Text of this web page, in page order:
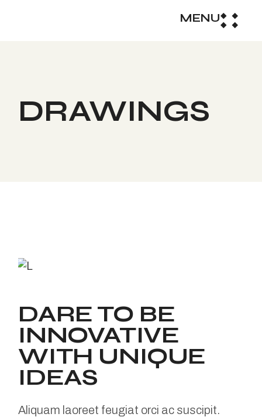
MENU
DRAWINGS
DARE TO BE
INNOVATIVE
WITH UNIQUE
IDEAS
Aliquam laoreet feugiat orci ac suscipit.